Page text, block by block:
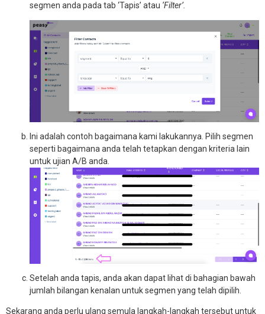
segmen anda pada tab ‘Tapis’ atau ‘Filter’.
Ini adalah contoh bagaimana kami lakukannya. Pilih segmen
seperti bagaimana anda telah tetapkan dengan kriteria lain
untuk ujian A/B anda.
Setelah anda tapis, anda akan dapat lihat di bahagian bawah
jumlah bilangan kenalan untuk segmen yang telah dipilih.
Sekarang anda perlu ulang semula langkah-langkah tersebut untuk